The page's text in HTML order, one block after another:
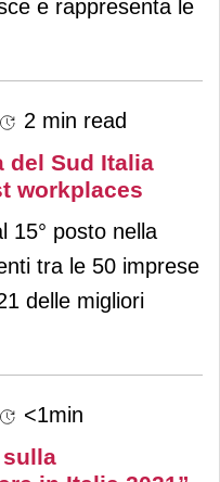
e rappresenta le
2 min read
del Sud Italia
workplaces
15° posto nella
tra le 50 imprese
delle migliori
<1min